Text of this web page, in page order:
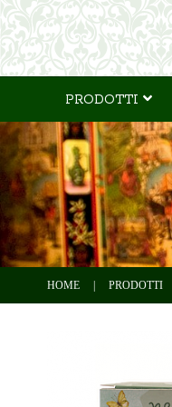
PRODOTTI
HOME PRODOTTI